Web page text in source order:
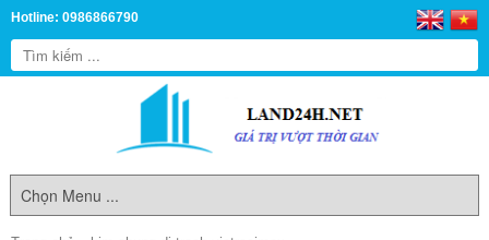
Hotline: 0986866790